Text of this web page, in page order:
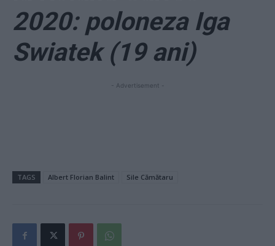
2020: poloneza Iga
Swiatek (19 ani)
- Advertisement -
TAGS Albert Florian Balint Sile Cămătaru